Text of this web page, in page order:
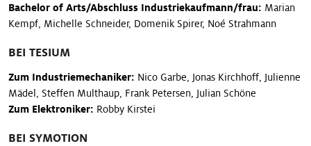
Bachelor of Arts/Abschluss Industriekaufmann/frau: Marian
Kempf, Michelle Schneider, Domenik Spirer, Noé Strahmann
BEI TESIUM
Zum Industriemechaniker: Nico Garbe, Jonas Kirchhoff, Julienne
Mädel, Steffen Multhaup, Frank Petersen, Julian Schöne
Zum Elektroniker: Robby Kirstei
BEI SYMOTION